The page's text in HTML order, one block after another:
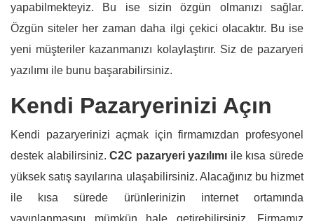
yapabilmekteyiz. Bu ise sizin özgün olmanızı sağlar.
Özgün siteler her zaman daha ilgi çekici olacaktır. Bu ise
yeni müşteriler kazanmanızı kolaylaştırır. Siz de pazaryeri
yazılımı ile bunu başarabilirsiniz.
Kendi Pazaryerinizi Açın
Kendi pazaryerinizi açmak için firmamızdan profesyonel
destek alabilirsiniz.C2C pazaryeri yazılımı ile kısa sürede
yüksek satış sayılarına ulaşabilirsiniz. Alacağınız bu hizmet
ile kısa sürede ürünlerinizin internet ortamında
yayınlanmasını mümkün hale getirebilirsiniz. Firmamız